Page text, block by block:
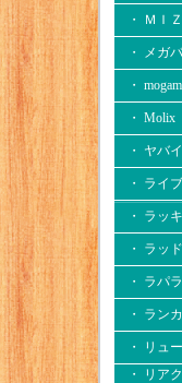
・ ＭＩ
・ メガ
・
・ Molix
・ ヤバ
・ ライ
・ ラッ
・ ラッ
・ ラパラ
・ ラン
・ リュ
・ リア